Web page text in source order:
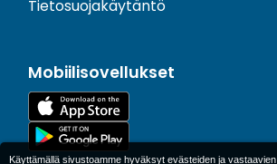
Tietosuojakäytäntö
Mobiilisovellukset
Käyttämällä sivustoamme hyväksyt evästeiden ja vastaavien